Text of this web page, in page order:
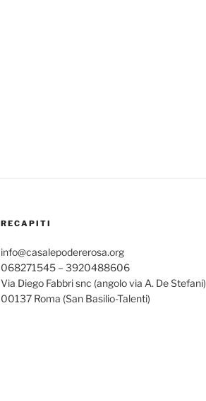
RECAPITI
info@casalepodererosa.org
068271545 – 3920488606
Via Diego Fabbri snc (angolo via A. De Stefani)
00137 Roma (San Basilio-Talenti)